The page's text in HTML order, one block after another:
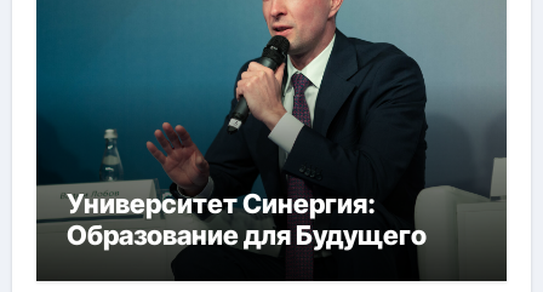
Университет Синергия:
Образование для Будущего